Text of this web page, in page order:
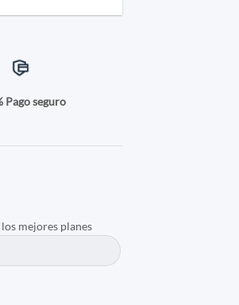
Pago seguro
mejores planes